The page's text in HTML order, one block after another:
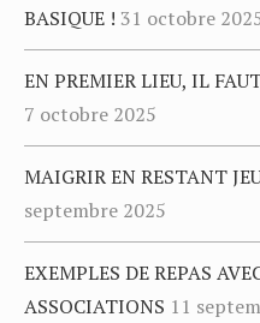
BASIQUE ! 31 octobre
EN PREMIER LIEU, IL
7 octobre 2025
MAIGRIR EN RESTANT
septembre 2025
EXEMPLES DE REPAS
ASSOCIATIONS 11